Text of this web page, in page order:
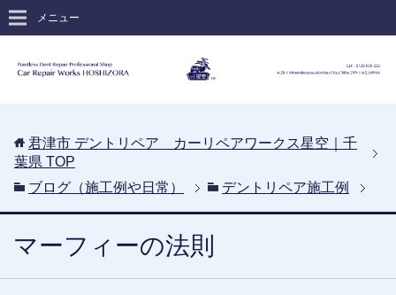
メニュー
君津市 デントリペア カーリペアワークス星空｜千
葉県 TOP
ブログ（施工例や日常）
デントリペア施工例
マーフィーの法則